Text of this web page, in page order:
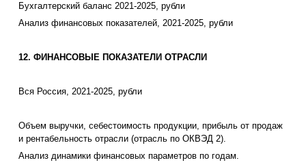
Бухгалтерский баланс 2021-2025, рубли
Анализ финансовых показателей, 2021-2025, рубли
12. ФИНАНСОВЫЕ ПОКАЗАТЕЛИ ОТРАСЛИ
Вся Россия, 2021-2025, рубли
Объем выручки, себестоимость продукции, прибыль от продаж
и рентабельность отрасли (отрасль по ОКВЭД 2).
Анализ динамики финансовых параметров по годам.